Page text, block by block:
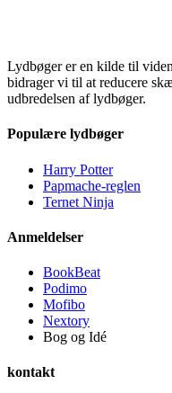
Lydbøger er en kilde til
bidrager vi til at reducere
udbredelsen af lydbøger.
Populære lydbøger
Harry Potter
Papmache-reglen
Ternet Ninja
Anmeldelser
BookBeat
Podimo
Mofibo
Nextory
Bog og Idé
kontakt